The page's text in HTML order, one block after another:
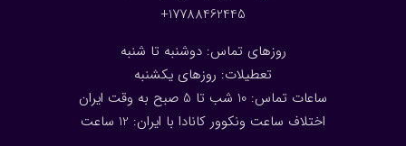
17788462445+
روزهای تماس: دوشنبه تا شنبه
تعطیلات: روزهای یکشنبه
ساعات تماس: 10 شب تا 5 صبح به وقت ایران
اختلاف ساعت ونکوور کانادا با ایران: 1 2 ساعت